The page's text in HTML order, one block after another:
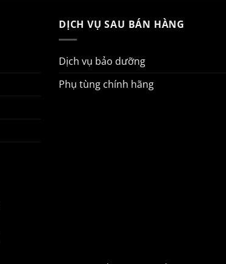
DỊCH VỤ SAU BÁN HÀNG
Dịch vụ bảo dưỡng
Phụ tùng chính hãng